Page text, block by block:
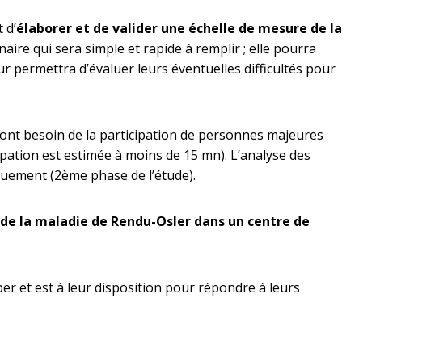
élaborer et de valider une échelle de mesure de la
qui sera simple et rapide à remplir ; elle pourra
permettra d’évaluer leurs éventuelles difficultés pour
besoin de la participation de personnes majeures
est estimée à moins de 15 mn). L’analyse des
(2ème phase de l’étude).
la maladie de Rendu-Osler dans un centre de
et est à leur disposition pour répondre à leurs